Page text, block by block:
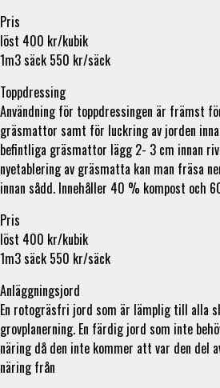
Pris
löst 400 kr/kubik
1m3 säck 550 kr/säck
Toppdressing
Användning för toppdressingen är främst
gräsmattor samt för luckring av jorden
befintliga gräsmattor lägg 2- 3 cm innan
nyetablering av gräsmatta kan man fräsa
innan sådd. Innehåller 40 % kompost och
Pris
löst 400 kr/kubik
1m3 säck 550 kr/säck
Anläggningsjord
En rotogräsfri jord som är lämplig till alla
grovplanerning. En färdig jord som inte
näring då den inte kommer att var den del
näring från